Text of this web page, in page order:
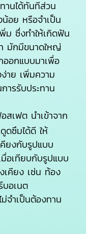
านได้ทันทีส่วน
อย หรือจำเป็น
ม ซึ่งทำให้เกิดฟัน
มักมีขนาดใหญ่
อกแบบมาเพื่อ
ง่าย เพิ่มความ
ารรับประทาน
สเฟต นำเข้าจาก
ดซึมได้ดี ให้
ยงกับรูปแบบ
อเทียบกับรูปแบบ
เคียง เช่น ท้อง
อเนต
จำเป็นต้องทาน